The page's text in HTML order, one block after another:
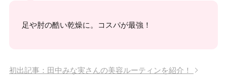
足や肘の酷い乾燥に。コスパが最強！
初出記事：田中みな実さんの美容ルーティンを紹介！